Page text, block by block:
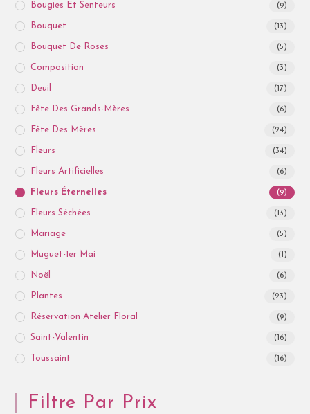
Bougies Et Senteurs (9)
Bouquet (13)
Bouquet De Roses (5)
Composition (3)
Deuil (17)
Fête Des Grands-Mères (6)
Fête Des Mères (24)
Fleurs (34)
Fleurs Artificielles (6)
Fleurs Éternelles (9)
Fleurs Séchées (13)
Mariage (5)
Muguet-1er Mai (1)
Noël (6)
Plantes (23)
Réservation Atelier Floral (9)
Saint-Valentin (16)
Toussaint (16)
Filtre Par Prix